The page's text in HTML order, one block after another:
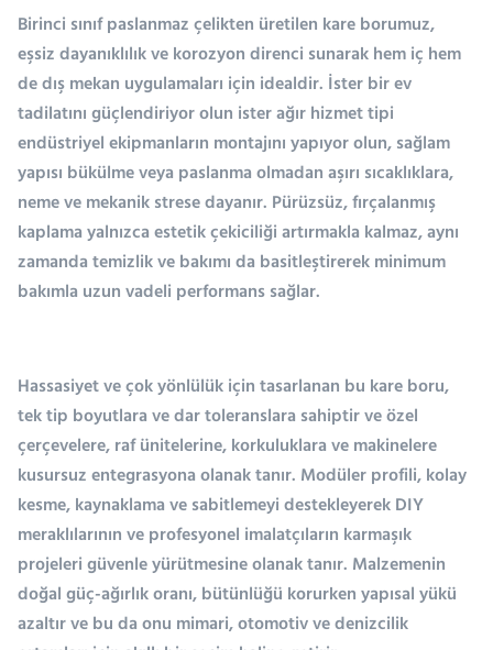
Birinci sınıf paslanmaz çelikten üretilen kare borumuz,
eşsiz dayanıklılık ve korozyon direnci sunarak hem iç hem
de dış mekan uygulamaları için idealdir. İster bir ev
tadilatını güçlendiriyor olun ister ağır hizmet tipi
endüstriyel ekipmanların montajını yapıyor olun, sağlam
yapısı bükülme veya paslanma olmadan aşırı sıcaklıklara,
neme ve mekanik strese dayanır. Pürüzsüz, fırçalanmış
kaplama yalnızca estetik çekiciliği artırmakla kalmaz, aynı
zamanda temizlik ve bakımı da basitleştirerek minimum
bakımla uzun vadeli performans sağlar.
Hassasiyet ve çok yönlülük için tasarlanan bu kare boru,
tek tip boyutlara ve dar toleranslara sahiptir ve özel
çerçevelere, raf ünitelerine, korkuluklara ve makinelere
kusursuz entegrasyona olanak tanır. Modüler profili, kolay
kesme, kaynaklama ve sabitlemeyi destekleyerek DIY
meraklılarının ve profesyonel imalatçıların karmaşık
projeleri güvenle yürütmesine olanak tanır. Malzemenin
doğal güç-ağırlık oranı, bütünlüğü korurken yapısal yükü
azaltır ve bu da onu mimari, otomotiv ve denizcilik